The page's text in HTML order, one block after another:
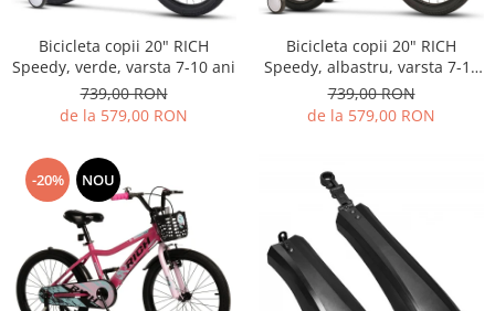
18" (varsta 5-7 ani)
16" (varsta 4-6 ani)
14" (varsta 3-5 ani)
12" (varsta 2-4 ani)
BALANCE BIKE (varsta 2-3 ani)
ALTE ACCESORII
SUPORTI/STANDURI
SCAUNE COPII
ANVELOPE SI CAMERE
CADRE SI PIESE
DIRECTIE
FRANE
FURCI SI AMORTIZOARE
INCALTAMINTE
HUSE PANTOFI
PANTOFI CASUAL
MANUSI
OCHELARI
OCHELARI CASUAL
OCHELARI CICLISM
PROSOAPE FITNESS/YOGA
BANDAJE/PROTECTII/RECUPERARE
SALTELE/COVOARE/PAVAJE
MASAJ
Bicicleta copii 20" RICH
Speedy, verde, varsta 7-10 ani
739,00 RON
de la 579,00 RON
Bicicleta copii 20" RICH
Speedy, albastru, varsta 7-10
ani
739,00 RON
de la 579,00 RON
-20% NOU